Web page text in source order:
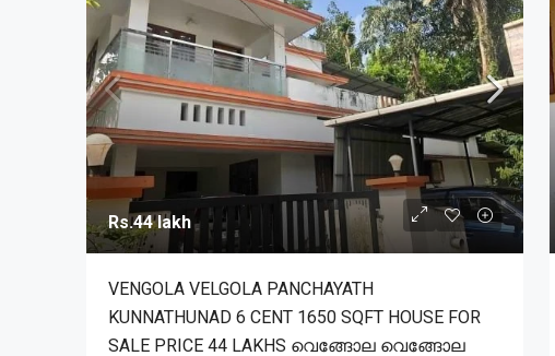
Rs.44 lakh
VENGOLA VELGOLA PANCHAYATH
KUNNATHUNAD 6 CENT 1650 SQFT HOUSE FOR
SALE PRICE 44 LAKHS വെങ്ങോല വെങ്ങോല